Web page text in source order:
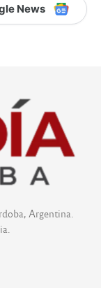
News
Argentina.